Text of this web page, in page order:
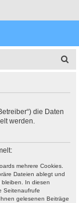
die Daten
werden.
mehrere Cookies.
Dateien ablegt und
In diesen
Seitenaufrufe
gelesenen Beiträge